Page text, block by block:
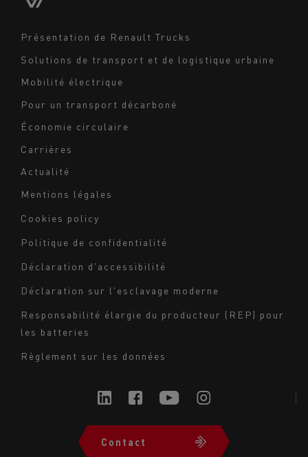
Navigation
Présentation de Renault Trucks
Solutions de transport et de logistique urbaine
Mobilité électrique
Pour un transport décarboné
Économie circulaire
Carrières
Actualité
du
bas
de
page
-
Milieu
Mentions légales
Cookies policy
Politique de confidentialité
Déclaration d'accessibilité
Déclaration sur l'esclavage moderne
Responsabilité élargie du producteur (REP) pour
les batteries
Règlement sur les données
Navigation Contact